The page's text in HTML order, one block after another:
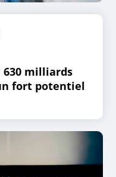
630 milliards
fort potentiel